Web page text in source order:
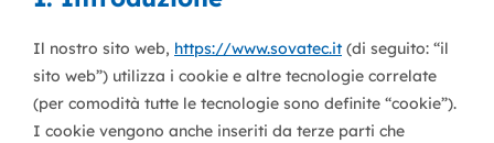
Il nostro sito web, https://www.sovatec.it (di seguito: “il
sito web”) utilizza i cookie e altre tecnologie correlate
(per comodità tutte le tecnologie sono definite “cookie”).
I cookie vengono anche inseriti da terze parti che